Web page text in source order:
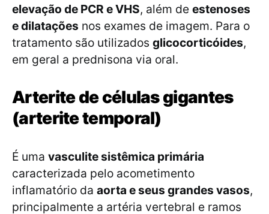
elevação de PCR e VHS, além de estenoses
e dilatações nos exames de imagem. Para o
tratamento são utilizados glicocorticóides,
em geral a prednisona via oral.
Arterite de células gigantes
(arterite temporal)
É uma vasculite sistêmica primária
caracterizada pelo acometimento
inflamatório da aorta e seus grandes vasos,
principalmente a artéria vertebral e ramos